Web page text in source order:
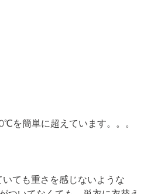
を簡単に超えています。。。
ても重さを感じないような